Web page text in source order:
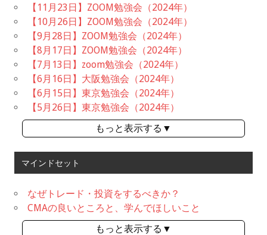
【11月23日】ZOOM勉強会（2024年）
【10月26日】ZOOM勉強会（2024年）
【9月28日】ZOOM勉強会（2024年）
【8月17日】ZOOM勉強会（2024年）
【7月13日】zoom勉強会（2024年）
【6月16日】大阪勉強会（2024年）
【6月15日】東京勉強会（2024年）
【5月26日】東京勉強会（2024年）
もっと表示する▼
マインドセット
なぜトレード・投資をするべきか？
CMAの良いところと、学んでほしいこと
もっと表示する▼